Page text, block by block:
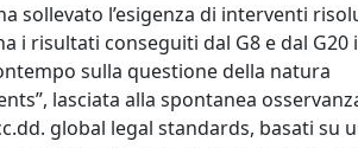
sollevato l’esigenza di interventi
i risultati conseguiti dal G8 e dal G20
sulla questione della natura
lasciata alla spontanea
global legal standards, basati su